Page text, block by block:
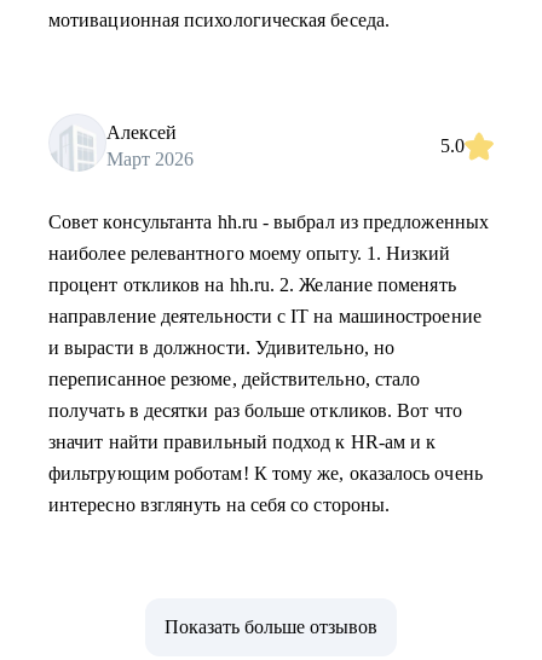
мотивационная психологическая беседа.
Алексей
Март 2026
5.0
Совет консультанта hh.ru - выбрал из предложенных
наиболее релевантного моему опыту. 1. Низкий
процент откликов на hh.ru. 2. Желание поменять
направление деятельности с IT на машиностроение
и вырасти в должности. Удивительно, но
переписанное резюме, действительно, стало
получать в десятки раз больше откликов. Вот что
значит найти правильный подход к HR-ам и к
фильтрующим роботам! К тому же, оказалось очень
интересно взглянуть на себя со стороны.
Показать больше отзывов